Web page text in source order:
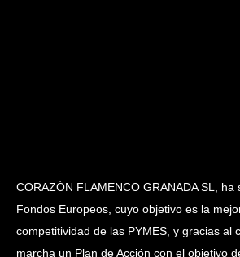
CORAZÓN FLAMENCO GRANADA SL,
Fondos Europeos, cuyo objetivo es la
competitividad de las PYMES, y gracias al
marcha un Plan de Acción con el objetivo